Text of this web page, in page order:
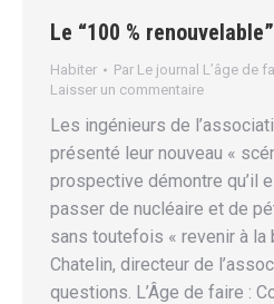
Le “100 %
Habiter Par Le journal L’âge de
Laisser un commentaire
Les ingénieurs de
présenté leur nouveau «
prospective démontre qu’il
passer de nucléaire et de
sans toutefois « revenir à la
Chatelin, directeur de
questions. L’Âge de faire :